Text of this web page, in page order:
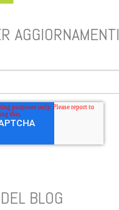
AGGIORNAMENTI
BLOG